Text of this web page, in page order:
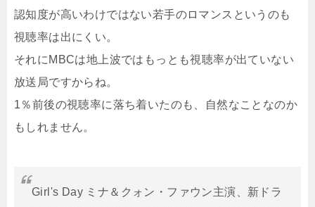
認知度が高いわけではない若手のロマンスというのも
視聴率は出にくい。
それにMBCは地上波ではもっとも視聴率が出ていない
放送局ですからね。
1％前後の視聴率に落ち着いたのも、自然なことなのか
もしれません。
Girl's Day ミナ＆クォン・ファウン主演、新ドラ